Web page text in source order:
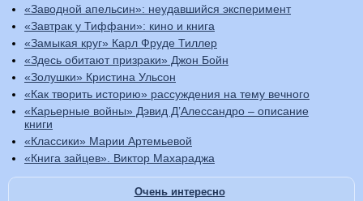
«Заводной апельсин»: неудавшийся эксперимент
«Завтрак у Тиффани»: кино и книга
«Замыкая круг» Карл Фруде Тиллер
«Здесь обитают призраки» Джон Бойн
«Золушки» Кристина Ульсон
«Как творить историю» рассуждения на тему вечного
«Карьерные войны» Дэвид Д’Алессандро – описание
книги
«Классики» Марии Артемьевой
«Книга зайцев». Виктор Махараджа
Очень интересно